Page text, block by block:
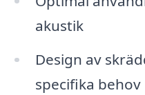
akustik
Design av
specifika behov